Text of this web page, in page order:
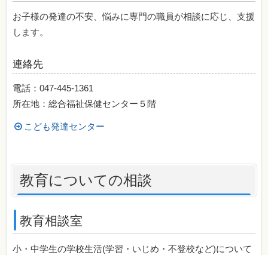
お子様の発達の不安、悩みに専門の職員が相談に応じ、支援
します。
連絡先
電話：047-445-1361
所在地：総合福祉保健センター５階
こども発達センター
教育についての相談
教育相談室
小・中学生の学校生活(学習・いじめ・不登校など)について